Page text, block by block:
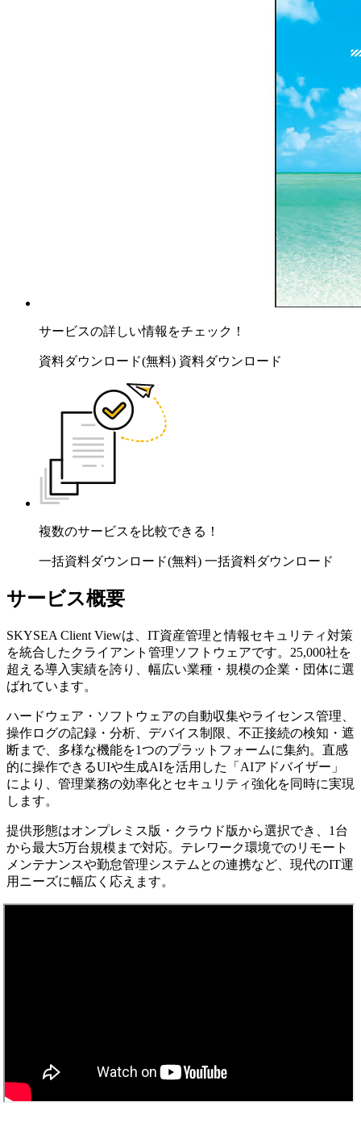
サービスの詳しい情報をチェック！
資料ダウンロード(無料) 資料ダウンロード
複数のサービスを比較できる！
一括資料ダウンロード(無料) 一括資料ダウンロード
サービス概要
SKYSEA Client Viewは、IT資産管理と情報セキュリティ対策
を統合したクライアント管理ソフトウェアです。25,000社を
超える導入実績を誇り、幅広い業種・規模の企業・団体に選
ばれています。
ハードウェア・ソフトウェアの自動収集やライセンス管理、
操作ログの記録・分析、デバイス制限、不正接続の検知・遮
断まで、多様な機能を1つのプラットフォームに集約。直感
的に操作できるUIや生成AIを活用した「AIアドバイザー」
により、管理業務の効率化とセキュリティ強化を同時に実現
します。
提供形態はオンプレミス版・クラウド版から選択でき、1台
から最大5万台規模まで対応。テレワーク環境でのリモート
メンテナンスや勤怠管理システムとの連携など、現代のIT運
用ニーズに幅広く応えます。